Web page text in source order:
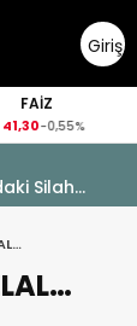
Giriş
Yap
FAİZ
-0,55%
Silah